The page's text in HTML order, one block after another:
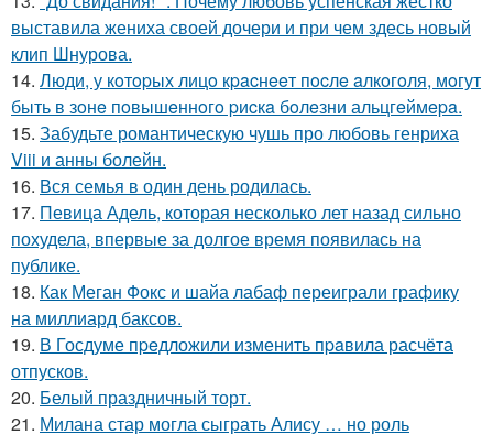
выставила жениха своей дочери и при чем здесь новый
клип Шнурова.
14. Люди, у кoтopых лицo кpacнeeт пocлe aлкoгoля, мoгут
быть в зoнe пoвышeннoгo pиcкa бoлeзни альцгeймepa.
15. Забудьте романтическую чушь про любовь генриха
Viii и анны болейн.
16. Вся семья в один день родилась.
17. Певица Адель, которая несколько лет назад сильно
похудела, впервые за долгое время появилась на
публике.
18. Как Меган Фокс и шайа лабаф переиграли графику
на миллиард баксов.
19. В Госдуме пpeдложили изменить пpaвила расчёта
отпусков.
20. Белый праздничный торт.
21. Милана стар могла сыграть Алису … но роль